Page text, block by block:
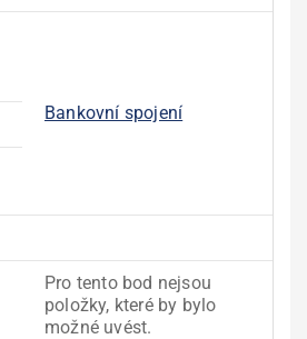
Bankovní spojení
Pro tento bod nejsou
položky, které by bylo
možné uvést.